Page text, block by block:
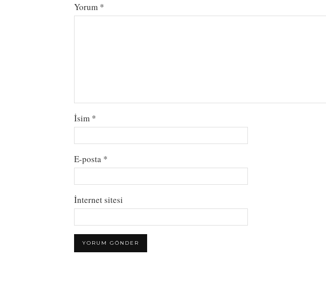
Yorum *
İsim *
E-posta *
İnternet sitesi